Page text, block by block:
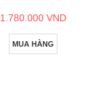
1.780.000 VND
MUA HÀNG